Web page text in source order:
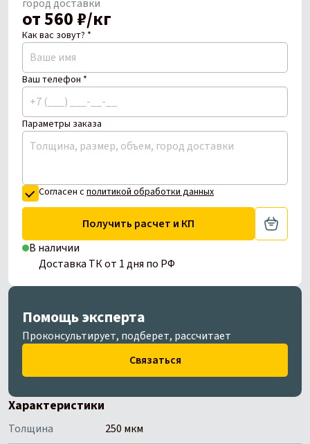
Характеристики
Толщина
250 мкм
город доставки
от 560 ₽/кг
Как вас зовут? *
Ваш телефон *
Параметры заказа
Согласен с политикой обработки данных
Получить расчет и КП
В наличии
Доставка ТК от 1 дня по РФ
Помощь эксперта
Проконсультирует, подберет, рассчитает
Связаться